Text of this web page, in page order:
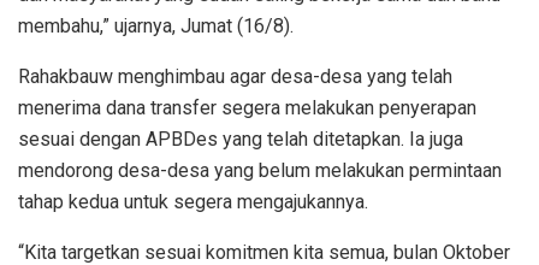
membahu,” ujarnya, Jumat (16/8).
Rahakbauw menghimbau agar desa-desa yang telah
menerima dana transfer segera melakukan penyerapan
sesuai dengan APBDes yang telah ditetapkan. Ia juga
mendorong desa-desa yang belum melakukan permintaan
tahap kedua untuk segera mengajukannya.
“Kita targetkan sesuai komitmen kita semua, bulan Oktober